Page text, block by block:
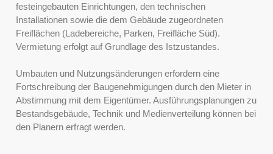
festeingebauten Einrichtungen, den technischen
Installationen sowie die dem Gebäude zugeordneten
Freiflächen (Ladebereiche, Parken, Freifläche Süd).
Vermietung erfolgt auf Grundlage des Istzustandes.
Umbauten und Nutzungsänderungen erfordern eine
Fortschreibung der Baugenehmigungen durch den Mieter in
Abstimmung mit dem Eigentümer. Ausführungsplanungen zu
Bestandsgebäude, Technik und Medienverteilung können bei
den Planern erfragt werden.